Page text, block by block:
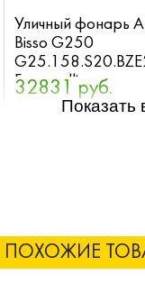
Уличный фонарь
Bisso G250
Fumagalli
32831 руб.
Показать
ПОХОЖИЕ